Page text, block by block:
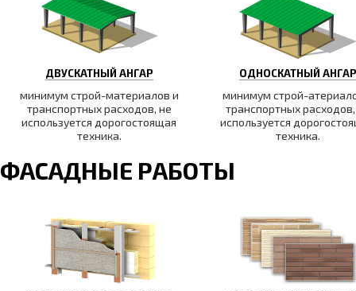
ДВУСКАТНЫЙ АНГАР
минимум строй-материалов и
транспортных расходов, не
используется дорогостоящая
техника.
ОДНОСКАТНЫЙ АНГАР
минимум строй-
транспортных
используется
техника.
ФАСАДНЫЕ РАБОТЫ